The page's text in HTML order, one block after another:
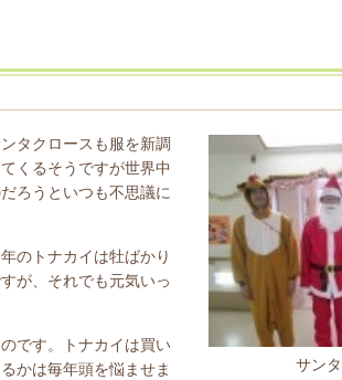
サン
タクロースも服を新調
くるそうですが世界中
ろうといつも不思議に
のトナカイは牡ばかり
が、それでも元気いっ
です。トナカイは買い
かは毎年頭を悩ませま